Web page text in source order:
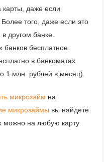
даже если
того, даже если это
другом банке.
банков бесплатное.
в банкоматах
1 млн. рублей в месяц).
микрозайм на
микрозаймы вы найдете
можно на любую карту